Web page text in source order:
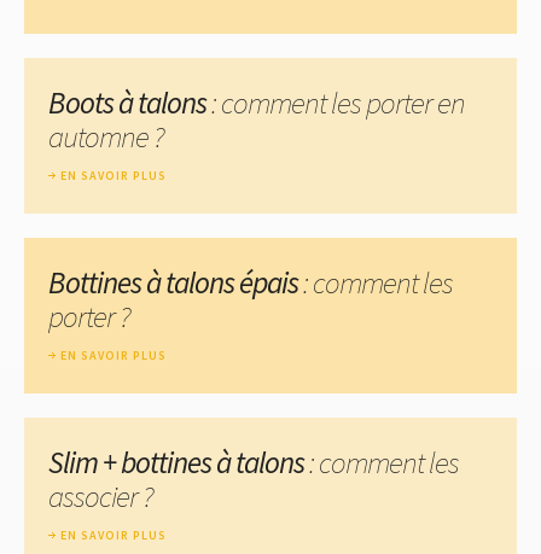
Boots à talons: comment les porter en
automne ?
EN SAVOIR PLUS
Bottines à talons épais: comment les
porter ?
EN SAVOIR PLUS
Slim + bottines à talons: comment les
associer ?
EN SAVOIR PLUS